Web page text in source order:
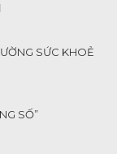
SỨC KHOẺ
SỐ”